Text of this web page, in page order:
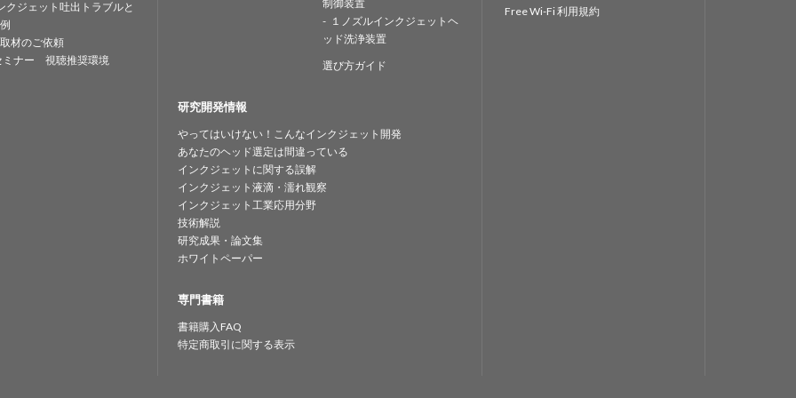
ジェット吐出トラブルと
材のご依頼
ミナー 視聴推奨環境
制御装置
１ノズルインクジェットヘ
ッド洗浄装置
選び方ガイド
研究開発情報
やってはいけない！こんなインクジェット開発
あなたのヘッド選定は間違っている
インクジェットに関する誤解
インクジェット液滴・濡れ観察
インクジェット工業応用分野
技術解説
研究成果・論文集
ホワイトペーパー
専門書籍
書籍購入FAQ
特定商取引に関する表示
Free Wi-Fi 利用規約